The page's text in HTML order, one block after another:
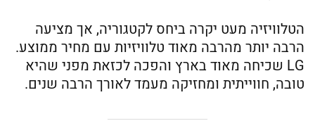
הטלוויזיה מעט יקרה ביחס לקטגוריה, אך מציעה
הרבה יותר מהרבה מאוד טלוויזיות עם מחיר ממוצע.
LG שכיחה מאוד בארץ והפכה לכזאת מפני שהיא
טובה, חווייתית ומחזיקה מעמד לאורך הרבה שנים.